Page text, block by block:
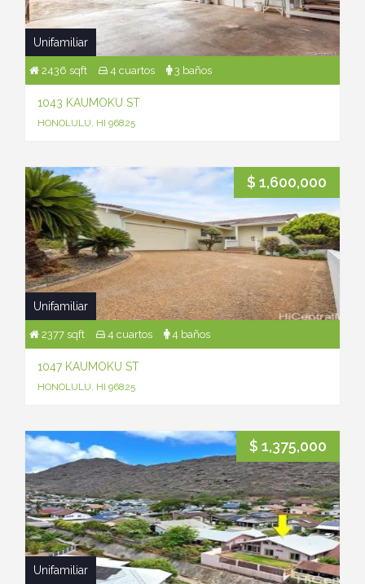
Unifamiliar
2436 sqft 4 cuartos 3 baños
1043 KAUMOKU ST
HONOLULU, HI 96825
$ 1,600,000
Unifamiliar
2377 sqft 4 cuartos 4 baños
1047 KAUMOKU ST
HONOLULU, HI 96825
$ 1,375,000
Unifamiliar